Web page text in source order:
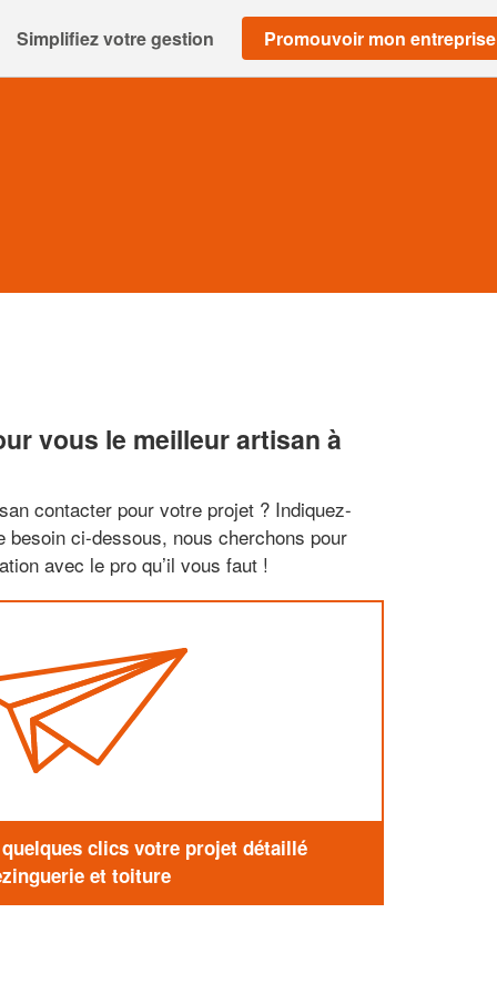
Simplifiez votre gestion Promouvoir mon entreprise
vous le meilleur artisan à
contacter pour votre projet ? Indiquez-
besoin ci-dessous, nous cherchons pour
avec le pro qu’il vous faut !
clics votre projet détaillé
et toiture